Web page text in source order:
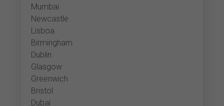
Mumbai
Newcastle
Lisboa
Birmingham
Dublin
Glasgow
Greenwich
Bristol
Dubai